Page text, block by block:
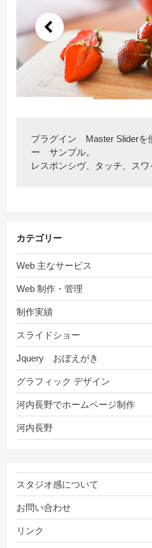
プラグイン Master Sliderを
ー サンプル。
レスポンシヴ、タッチ、スワ
カテゴリー
Web 主なサービス
Web 制作・管理
制作実績
スライドショー
Jquery おぼえがき
グラフィック デザイン
河内長野でホームページ制作
河内長野
スタジオ感について
お問い合わせ
リンク